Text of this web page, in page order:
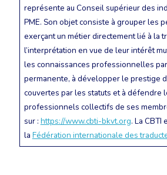
représente au Conseil supérieur des
PME. Son objet consiste à grouper les
exerçant un métier directement lié à la
l’interprétation en vue de leur intérêt
les connaissances professionnelles
permanente, à développer le prestige
couvertes par les statuts et à défendre
professionnels collectifs de ses
sur : https://www.cbti-bkvt.org. La CBTI
la Fédération internationale des